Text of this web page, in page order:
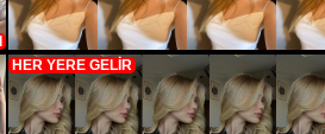
HER YERE GELİR